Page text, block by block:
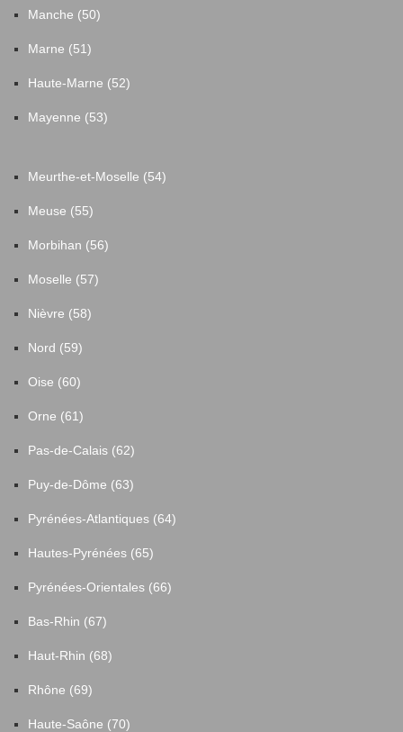
Manche (50)
Marne (51)
Haute-Marne (52)
Mayenne (53)
Meurthe-et-Moselle (54)
Meuse (55)
Morbihan (56)
Moselle (57)
Nièvre (58)
Nord (59)
Oise (60)
Orne (61)
Pas-de-Calais (62)
Puy-de-Dôme (63)
Pyrénées-Atlantiques (64)
Hautes-Pyrénées (65)
Pyrénées-Orientales (66)
Bas-Rhin (67)
Haut-Rhin (68)
Rhône (69)
Haute-Saône (70)